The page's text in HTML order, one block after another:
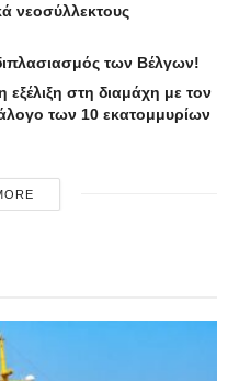
νεοσύλλεκτους
των Βέλγων!
στη διαμάχη με τον
των 10 εκατομμυρίων